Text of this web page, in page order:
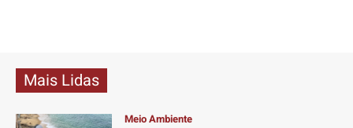
Mais Lidas
Meio Ambiente